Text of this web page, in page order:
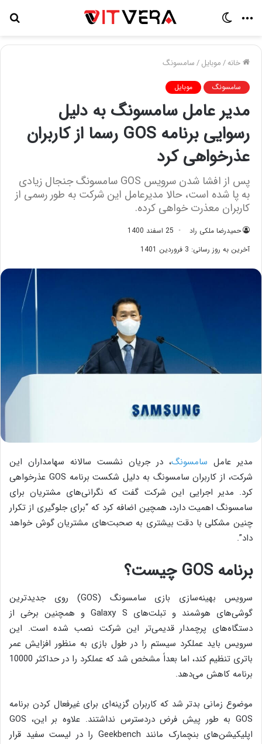
منو
خانه/موبایل/سامسونگ
سامسونگ موبایل
مدیر عامل سامسونگ به دلیل
رسوایی برنامه GOS رسما از کاربران
عذرخواهی کرد
پس از افشا شدن سرویس GOS سامسونگ جنجال زیادی
به پا شده است، حالا مدیرعامل این شرکت به طور رسمی از
کاربران معذرت خواهی کرده.
حمیدرضا ملکی راد
25 اسفند 1400
آخرین به روز رسانی: 3 فروردین 1401
مدیر عامل سامسونگ، در جریان نشست سالانه سهامداران این
شرکت، از کاربران سامسونگ به دلیل شکست برنامه GOS عذرخواهی
کرد. مدیر اجرایی این شرکت گفت که نگرانی‌های مشتریان برای
سامسونگ اهمیت دارد، همچین اضافه کرد که “برای جلوگیری از تکرار
چنین مشکلی با دقت بیشتری به صحبت‌های مشتریان گوش خواهد
داد”.
برنامه GOS چیست؟
سرویس بهینه‌سازی بازی سامسونگ (GOS) روی جدیدترین
گوشی‌های هوشمند و تبلت‌های Galaxy S و همچنین برخی از
دستگاه‌های پرچمدار قدیمی‌تر این شرکت نصب شده است. این
سرویس باید عملکرد سیستم را در طول بازی به منظور افزایش عمر
باتری تنظیم کند، اما بعداً مشخص شد که عملکرد را در حداکثر 10000
برنامه کاهش می‌دهد.
موضوع زمانی بدتر شد که کاربران گزینه‌ای برای غیرفعال کردن برنامه
GOS به طور پیش فرض دردسترس نداشتند. علاوه بر این، GOS
اپلیکیشن‌های بنچمارک مانند Geekbench را در لیست سفید قرار